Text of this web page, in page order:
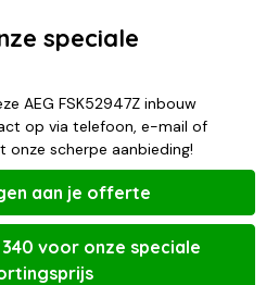
speciale
AEG FSK52947Z inbouw
op via telefoon, e-mail of
onze scherpe aanbieding!
aan je offerte
voor onze speciale